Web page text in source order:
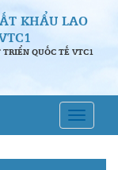
KHẨU LAO
QUỐC TẾ VTC1